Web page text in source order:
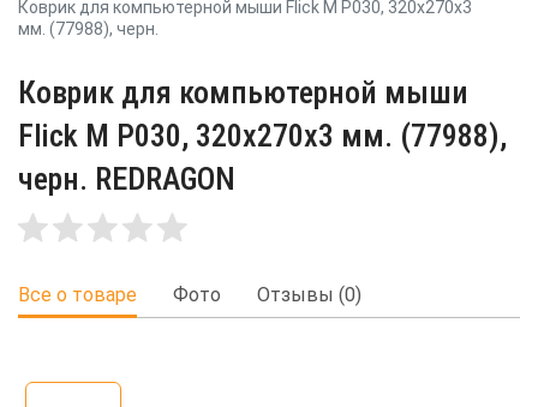
Коврик для компьютерной мыши Flick M P030, 320х270х3
мм. (77988), черн.
Коврик для компьютерной мыши
Flick M P030, 320х270х3 мм. (77988),
черн. REDRAGON
Все о товаре Фото Отзывы (0)